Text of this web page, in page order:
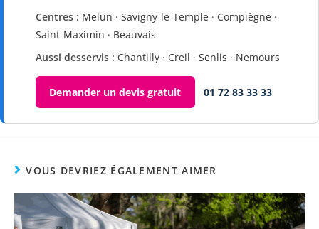
Centres : Melun · Savigny-le-Temple· Compiègne·
Saint-Maximin · Beauvais
Aussi desservis : Chantilly· Creil · Senlis · Nemours
Demander un devis gratuit 01 72 83 33 33
VOUS DEVRIEZ ÉGALEMENT AIMER